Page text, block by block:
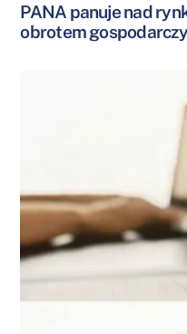
PANA panuje nad
obrotem